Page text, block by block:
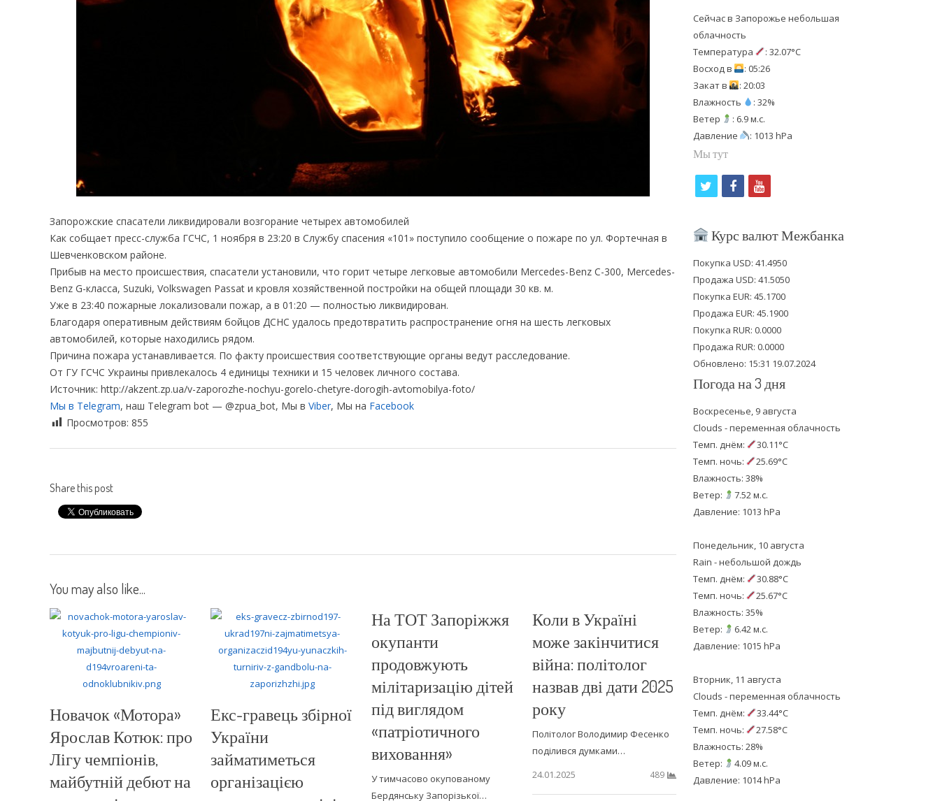
Запорожские спасатели ликвидировали возгорание четырех автомобилей
Как собщает пресс-служба ГСЧС, 1 ноября в 23:20 в Службу спасения «101» поступило сообщение о пожаре по ул. Фортечная в
Шевченковском районе.
Прибыв на место происшествия, спасатели установили, что горит четыре легковые автомобили Mercedes-Benz С-300, Mercedes-
Benz G-класса, Suzuki, Volkswagen Passat и кровля хозяйственной постройки на общей площади 30 кв. м.
Уже в 23:40 пожарные локализовали пожар, а в 01:20 — полностью ликвидирован.
Благодаря оперативным действиям бойцов ДСНС удалось предотвратить распространение огня на шесть легковых
автомобилей, которые находились рядом.
Причина пожара устанавливается. По факту происшествия соответствующие органы ведут расследование.
От ГУ ГСЧС Украины привлекалось 4 единицы техники и 15 человек личного состава.
Источник: http://akzent.zp.ua/v-zaporozhe-nochyu-gorelo-chetyre-dorogih-avtomobilya-foto/
Мы в Telegram, наш Telegram bot — @zpua_bot, Мы в Viber, Мы на Facebook
Просмотров: 855
Share this post
You may also like...
Новачок «Мотора»
Ярослав Котюк: про
Лігу чемпіонів,
майбутній дебют на
Екс-гравець збірної
України
займатиметься
організацією
На ТОТ Запоріжжя
окупанти
продовжують
мілітаризацію дітей
під виглядом
«патріотичного
виховання»
У тимчасово окупованому
Бердянську Запорізької…
Коли в Україні
може закінчитися
війна: політолог
назвав дві дати 2025
року
Політолог Володимир Фесенко
поділився думками…
24.01.2025
489
Сейчас в Запорожье небольшая
облачность
Температура
: 32.07°C
Восход в
: 05:26
Закат в
: 20:03
Влажность
: 32%
Ветер
: 6.9 м.с.
Давление
: 1013 hPa
Мы тут
i
t
e
r
f
c
b
o
o
k
y
u
u
b
e
Курс валют Межбанка
Покупка USD: 41.4950
Продажа USD: 41.5050
Покупка EUR: 45.1700
Продажа EUR: 45.1900
Покупка RUR: 0.0000
Продажа RUR: 0.0000
Обновлено: 15:31 19.07.2024
Погода на 3 дня
Воскресенье, 9 августа
Clouds - переменная облачность
Темп. днём:
30.11°C
Темп. ночь:
25.69°C
Влажность: 38%
Ветер:
7.52 м.с.
Давление: 1013 hPa
Понедельник, 10 августа
Rain - небольшой дождь
Темп. днём:
30.88°C
Темп. ночь:
25.67°C
Влажность: 35%
Ветер:
6.42 м.с.
Давление: 1015 hPa
Вторник, 11 августа
Clouds - переменная облачность
Темп. днём:
33.44°C
Темп. ночь:
27.58°C
Влажность: 28%
Ветер:
4.09 м.с.
Давление: 1014 hPa